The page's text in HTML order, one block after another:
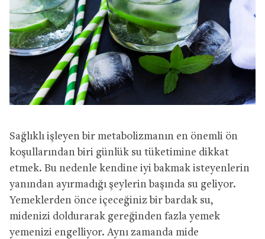
Sağlıklı işleyen bir metabolizmanın en önemli ön
koşullarından biri günlük su tüketimine dikkat
etmek. Bu nedenle kendine iyi bakmak isteyenlerin
yanından ayırmadığı şeylerin başında su geliyor.
Yemeklerden önce içeceğiniz bir bardak su,
midenizi doldurarak gereğinden fazla yemek
yemenizi engelliyor. Aynı zamanda mide